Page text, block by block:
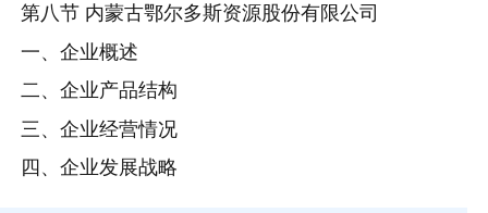
第八节 内蒙古鄂尔多斯资源股份有限公司
一、企业概述
二、企业产品结构
三、企业经营情况
四、企业发展战略